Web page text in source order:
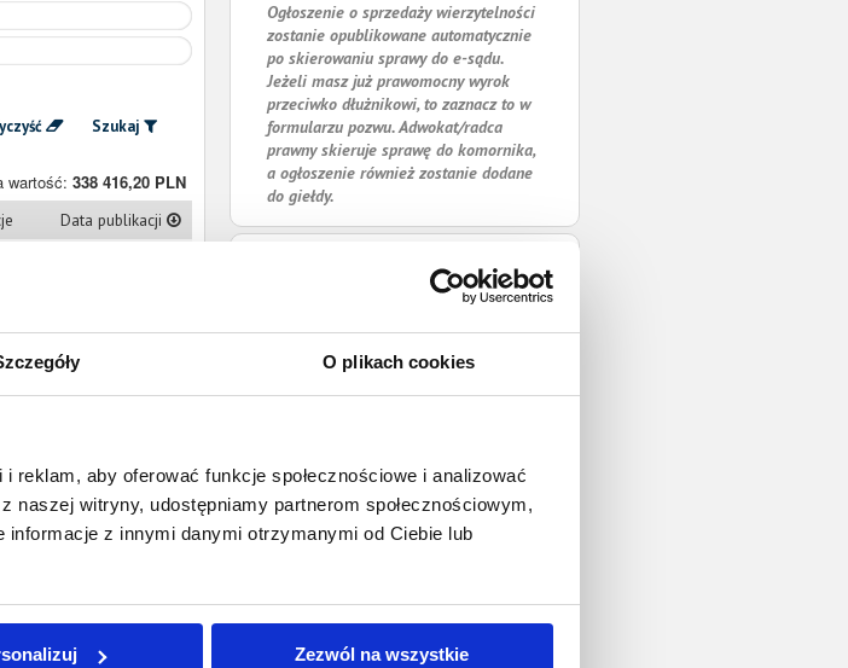
O plikach cookies
aby oferować funkcje społecznościowe i analizować
witryny, udostępniamy partnerom społecznościowym,
z innymi danymi otrzymanymi od Ciebie lub
Zezwól na wszystkie
Szukaj
wartość: 338 416,20 PLN
Data publikacji
9 stycznia 2017
9 lipca 2016
9 lipca 2016
Ogłoszenie o sprzedaży wierzytelności
zostanie opublikowane automatycznie
po skierowaniu sprawy do e-sądu.
Jeżeli masz już prawomocny wyrok
przeciwko dłużnikowi, to zaznacz to w
formularzu pozwu. Adwokat/radca
prawny skieruje sprawę do komornika,
a ogłoszenie również zostanie dodane
do giełdy.